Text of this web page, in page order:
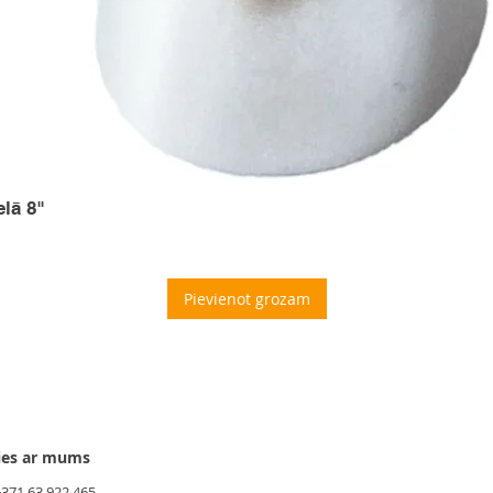
8"
Pievienot grozam
ar mums